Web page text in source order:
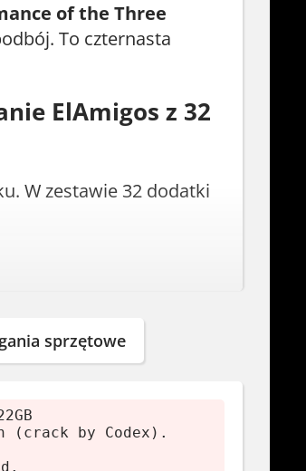
of the Three
To czternasta
ElAmigos z 32
W zestawie 32 dodatki
sprzętowe
by Codex).